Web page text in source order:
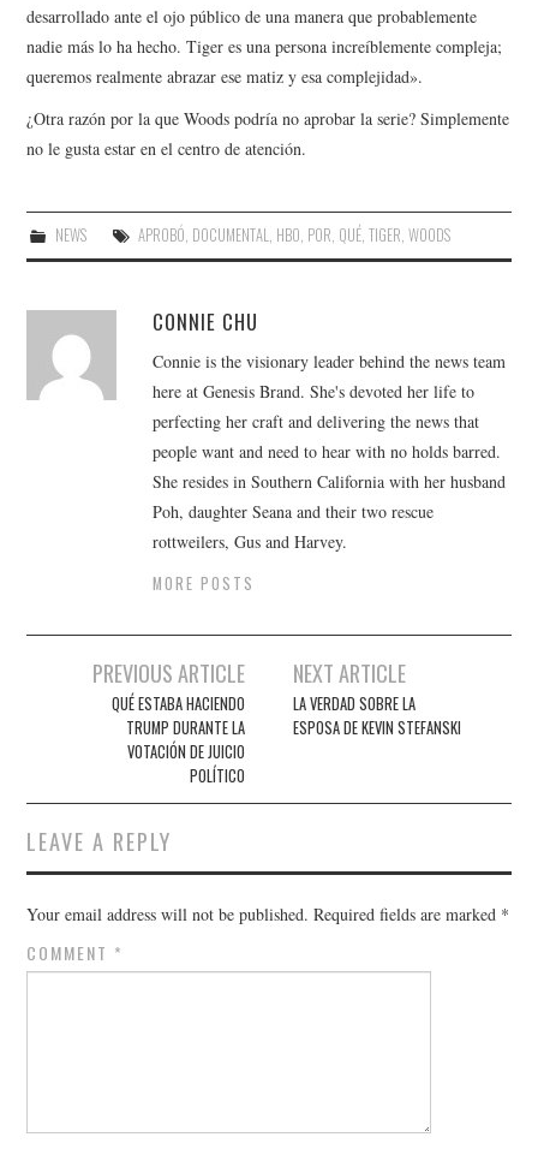
desarrollado ante el ojo público de una manera que probablemente
nadie más lo ha hecho. Tiger es una persona increíblemente compleja;
queremos realmente abrazar ese matiz y esa complejidad».
¿Otra razón por la que Woods podría no aprobar la serie? Simplemente
no le gusta estar en el centro de atención.
NEWS APROBÓ, DOCUMENTAL, HBO, POR, QUÉ, TIGER, WOODS
CONNIE CHU
Connie is the visionary leader behind the news team
here at Genesis Brand. She's devoted her life to
perfecting her craft and delivering the news that
people want and need to hear with no holds barred.
She resides in Southern California with her husband
Poh, daughter Seana and their two rescue
rottweilers, Gus and Harvey.
MORE POSTS
navigation
PREVIOUS ARTICLE
QUÉ ESTABA HACIENDO
TRUMP DURANTE LA
VOTACIÓN DE JUICIO
POLÍTICO
NEXT ARTICLE
LA VERDAD SOBRE LA
ESPOSA DE KEVIN STEFANSKI
LEAVE A REPLY
Your email address will not be published. Required fields are marked *
COMMENT *